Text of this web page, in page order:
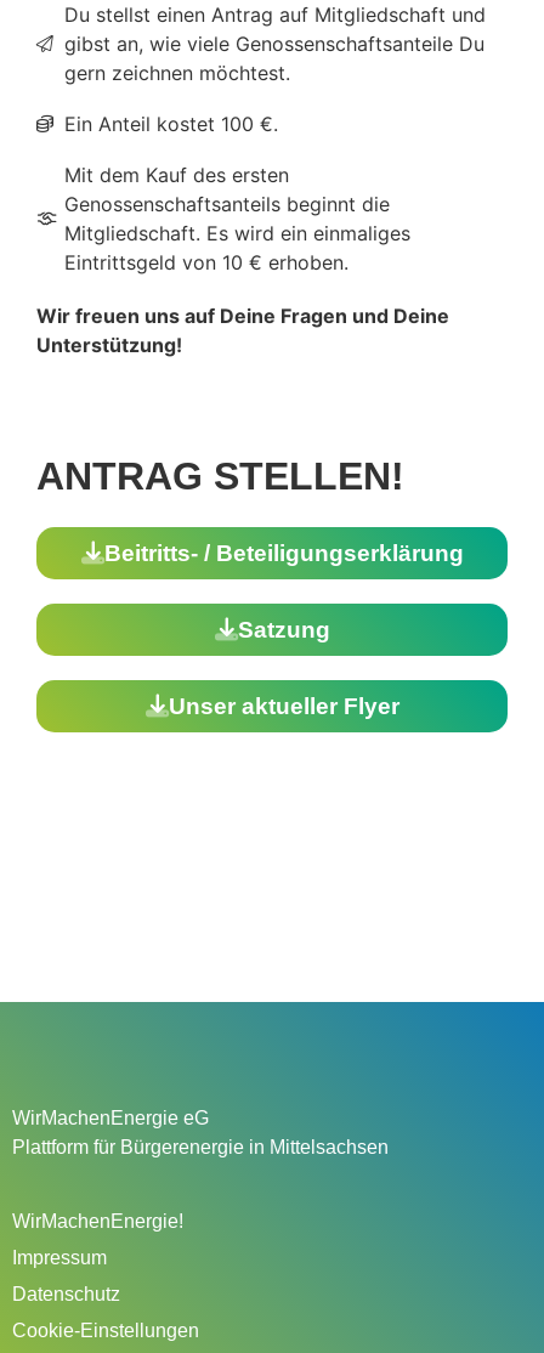
Du stellst einen Antrag auf Mitgliedschaft und
gibst an, wie viele Genossenschaftsanteile Du
gern zeichnen möchtest.
Ein Anteil kostet 100 €.
Mit dem Kauf des ersten
Genossenschaftsanteils beginnt die
Mitgliedschaft. Es wird ein einmaliges
Eintrittsgeld von 10 € erhoben.
Wir freuen uns auf Deine Fragen und Deine
Unterstützung!
ANTRAG STELLEN!
Beitritts- / Beteiligungserklärung
Satzung
Unser aktueller Flyer
WirMachenEnergie eG
Plattform für Bürgerenergie in Mittelsachsen
WirMachenEnergie!
Impressum
Datenschutz
Cookie-Einstellungen